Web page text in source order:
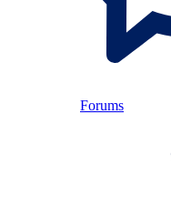
Forums